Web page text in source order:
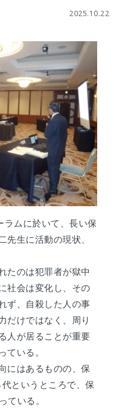
2025.10.22
ムに於いて、長い保
生に活動の現状、
たのは犯罪者が獄中
社会は変化し、その
ず、自殺した人の事
だけではなく、周り
人が居ることが重要
いる。
にはあるものの、保
というところで、保
ている。